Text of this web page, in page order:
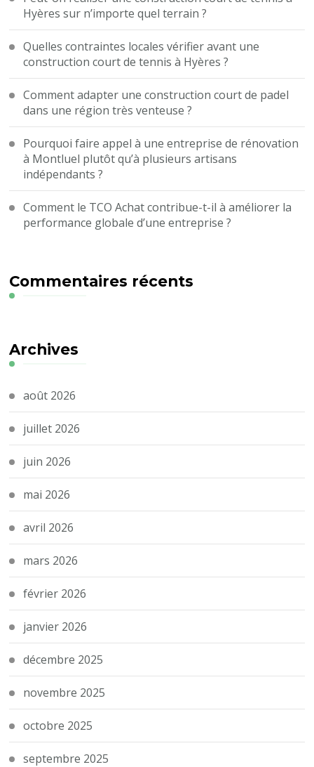
Hyères sur n’importe quel terrain ?
Quelles contraintes locales vérifier avant une
construction court de tennis à Hyères ?
Comment adapter une construction court de padel
dans une région très venteuse ?
Pourquoi faire appel à une entreprise de rénovation
à Montluel plutôt qu’à plusieurs artisans
indépendants ?
Comment le TCO Achat contribue-t-il à améliorer la
performance globale d’une entreprise ?
Commentaires récents
Archives
août 2026
juillet 2026
juin 2026
mai 2026
avril 2026
mars 2026
février 2026
janvier 2026
décembre 2025
novembre 2025
octobre 2025
septembre 2025